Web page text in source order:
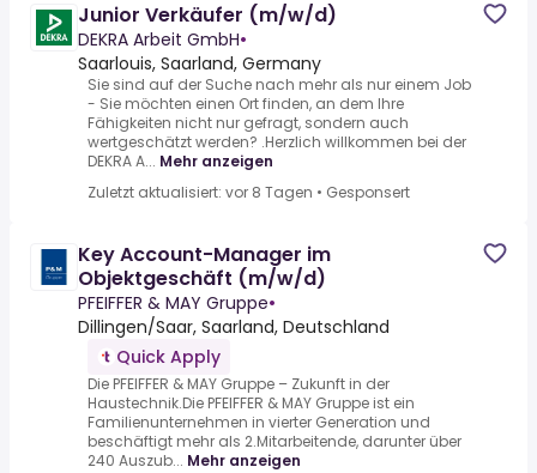
Junior Verkäufer (m/w/d)
DEKRA Arbeit GmbH•
Saarlouis, Saarland, Germany
Sie sind auf der Suche nach mehr als nur einem Job
- Sie möchten einen Ort finden, an dem Ihre
Fähigkeiten nicht nur gefragt, sondern auch
wertgeschätzt werden? .Herzlich willkommen bei der
DEKRA A... Mehr anzeigen
Zuletzt aktualisiert: vor 8 Tagen • Gesponsert
Key Account-Manager im
Objektgeschäft (m/w/d)
PFEIFFER & MAY Gruppe•
Dillingen/Saar, Saarland, Deutschland
Quick Apply
Die PFEIFFER & MAY Gruppe – Zukunft in der
Haustechnik.Die PFEIFFER & MAY Gruppe ist ein
Familienunternehmen in vierter Generation und
beschäftigt mehr als 2.Mitarbeitende, darunter über
240 Auszub... Mehr anzeigen